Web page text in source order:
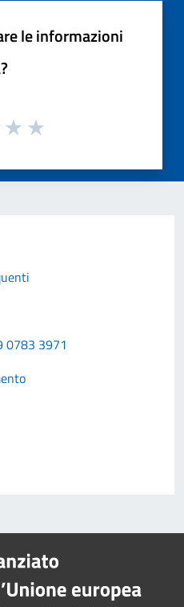
le informazioni
0783 3971